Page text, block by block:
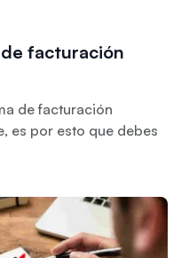
facturación
de facturación
es por esto que debes